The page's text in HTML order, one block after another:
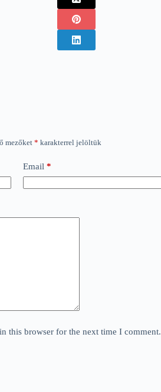
mezőket* karakterrel jelöltük
Email *
this browser for the next time I comment.